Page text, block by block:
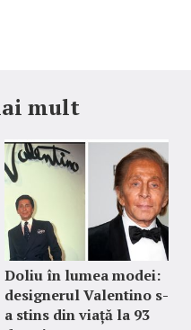
mult
Doliu în lumea modei:
designerul Valentino s-
a stins din viață la 93